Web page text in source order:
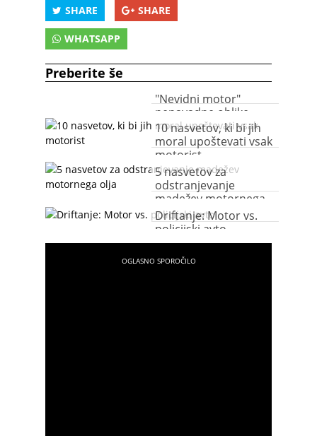
SHARE SHARE
WHATSAPP
Preberite še
"Nevidni motor"
nenavadne oblike
10 nasvetov, ki bi jih
moral upoštevati vsak
motorist
5 nasvetov za
odstranjevanje
madežev motornega
olja
Driftanje: Motor vs.
policijski avto